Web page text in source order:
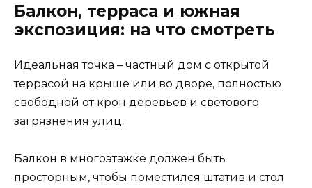
Балкон, терраса и южная
экспозиция: на что смотреть
Идеальная точка – частный дом с открытой
террасой на крыше или во дворе, полностью
свободной от крон деревьев и светового
загрязнения улиц.
Балкон в многоэтажке должен быть
просторным, чтобы поместился штатив и стол